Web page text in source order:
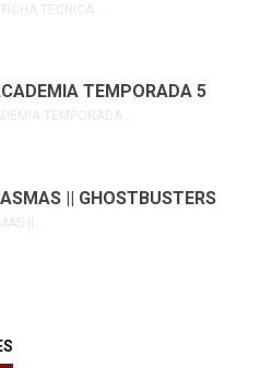
TECNICA ...
TEMPORADA 5
TEMPORADA ...
|| GHOSTBUSTERS
|| ...